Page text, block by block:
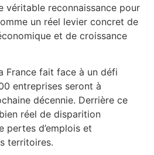
d’outils
véritable reconnaissance pour
un réel levier concret de
et de croissance
France fait face à un défi
entreprises seront à
décennie. Derrière ce
réel de disparition
pertes d’emplois et
territoires.